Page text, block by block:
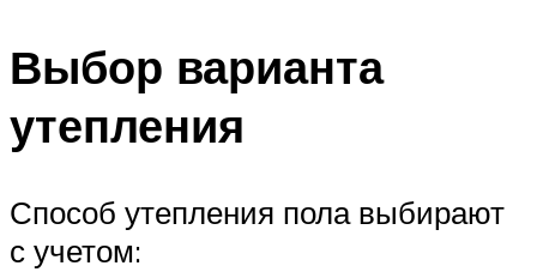
Выбор варианта
утепления
Способ утепления пола выбирают
с учетом: